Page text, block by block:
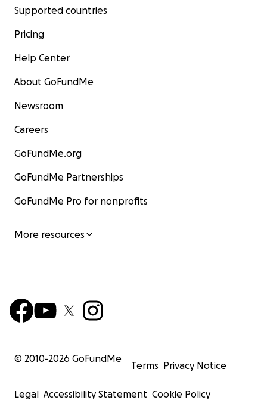
Supported countries
Pricing
Help Center
About GoFundMe
Newsroom
Careers
GoFundMe.org
GoFundMe Partnerships
GoFundMe Pro for nonprofits
More resources
© 2010-2026 GoFundMe
Terms Privacy Notice
Legal Accessibility Statement Cookie Policy